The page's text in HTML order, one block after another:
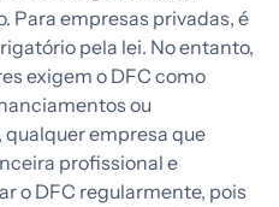
Para empresas privadas, é
pela lei. No entanto,
exigem o DFC como
ou
empresa que
profissional e
o DFC regularmente, pois